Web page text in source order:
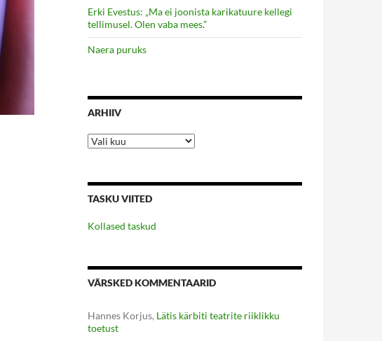
Erki Evestus: „Ma ei joonista karikatuure kellegi
tellimusel. Olen vaba mees.”
Naera puruks
ARHIIV
Arhiiv
TASKU VIITED
Kollased taskud
VÄRSKED KOMMENTAARID
Hannes Korjus, Lätis kärbiti teatrite riiklikku
toetust